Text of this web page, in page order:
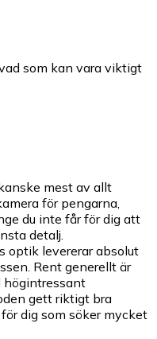
som kan vara viktigt
mest av allt
för pengarna,
du inte får för dig att
detalj.
optik levererar absolut
Rent generellt är
högintressant
gett riktigt bra
dig som söker mycket